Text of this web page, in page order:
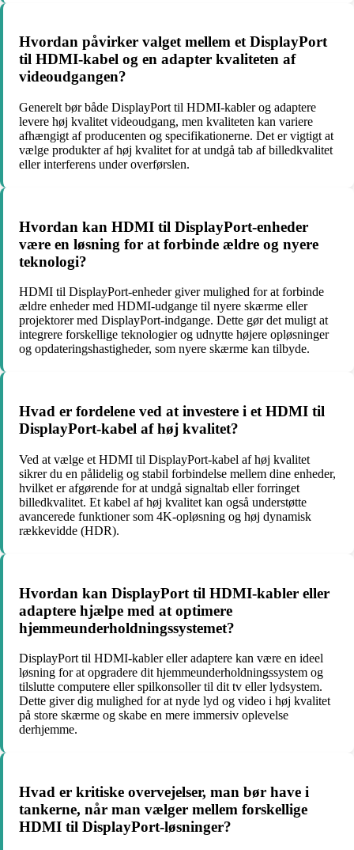
Hvordan påvirker valget mellem et DisplayPort
til HDMI-kabel og en adapter kvaliteten af
videoudgangen?
Generelt bør både DisplayPort til HDMI-kabler og adaptere
levere høj kvalitet videoudgang, men kvaliteten kan variere
afhængigt af producenten og specifikationerne. Det er vigtigt at
vælge produkter af høj kvalitet for at undgå tab af billedkvalitet
eller interferens under overførslen.
Hvordan kan HDMI til DisplayPort-enheder
være en løsning for at forbinde ældre og nyere
teknologi?
HDMI til DisplayPort-enheder giver mulighed for at forbinde
ældre enheder med HDMI-udgange til nyere skærme eller
projektorer med DisplayPort-indgange. Dette gør det muligt at
integrere forskellige teknologier og udnytte højere opløsninger
og opdateringshastigheder, som nyere skærme kan tilbyde.
Hvad er fordelene ved at investere i et HDMI til
DisplayPort-kabel af høj kvalitet?
Ved at vælge et HDMI til DisplayPort-kabel af høj kvalitet
sikrer du en pålidelig og stabil forbindelse mellem dine enheder,
hvilket er afgørende for at undgå signaltab eller forringet
billedkvalitet. Et kabel af høj kvalitet kan også understøtte
avancerede funktioner som 4K-opløsning og høj dynamisk
rækkevidde (HDR).
Hvordan kan DisplayPort til HDMI-kabler eller
adaptere hjælpe med at optimere
hjemmeunderholdningssystemet?
DisplayPort til HDMI-kabler eller adaptere kan være en ideel
løsning for at opgradere dit hjemmeunderholdningssystem og
tilslutte computere eller spilkonsoller til dit tv eller lydsystem.
Dette giver dig mulighed for at nyde lyd og video i høj kvalitet
på store skærme og skabe en mere immersiv oplevelse
derhjemme.
Hvad er kritiske overvejelser, man bør have i
tankerne, når man vælger mellem forskellige
HDMI til DisplayPort-løsninger?